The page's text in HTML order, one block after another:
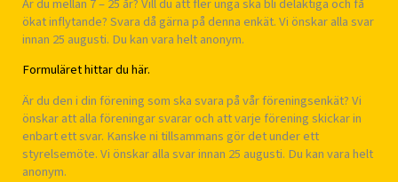
ökat inflytande? Svara då gärna på denna enkät. Vi önskar alla svar
innan 25 augusti. Du kan vara helt anonym.
Formuläret hittar du här.
Är du den i din förening som ska svara på vår föreningsenkät? Vi
önskar att alla föreningar svarar och att varje förening skickar in
enbart ett svar. Kanske ni tillsammans gör det under ett
styrelsemöte. Vi önskar alla svar innan 25 augusti. Du kan vara helt
anonym.